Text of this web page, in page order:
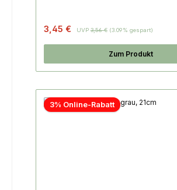
3,45 € UVP 3,56 € (3.09% gespart)
Zum Produkt
3% Online-Rabatt